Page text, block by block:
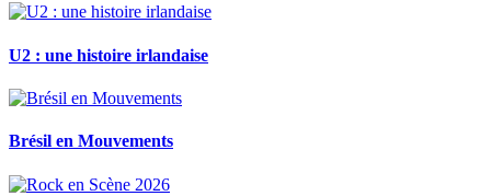
U2 : une histoire irlandaise
Brésil en Mouvements